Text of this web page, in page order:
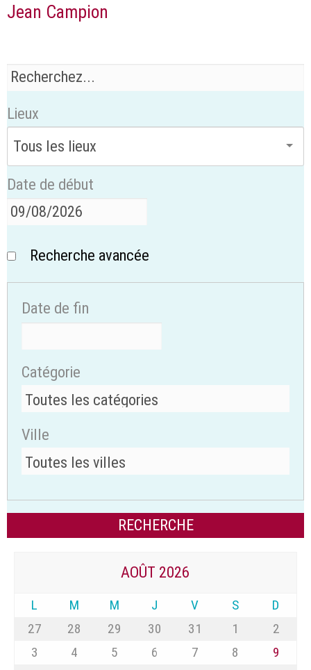
Jean Campion
Lieux
Date de début
Recherche avancée
Date de fin
Catégorie
Ville
AOÛT 2026
L M M J V S
D
27
28 29 30 31 1
2
3
4 5 6 7 8
9